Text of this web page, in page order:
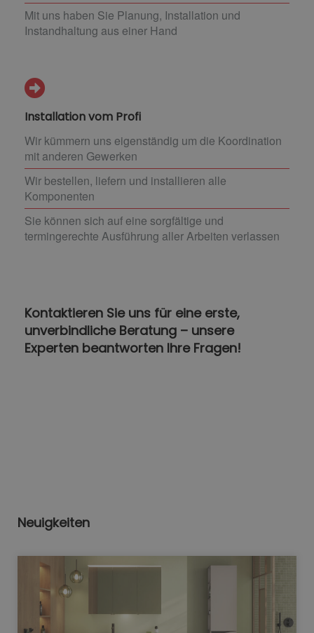
Mit uns haben Sie Planung, Installation und
Instandhaltung aus einer Hand
Installation vom Profi
Wir kümmern uns eigenständig um die Koordination
mit anderen Gewerken
Wir bestellen, liefern und installieren alle
Komponenten
Sie können sich auf eine sorgfältige und
termingerechte Ausführung aller Arbeiten verlassen
Kontaktieren Sie uns für eine erste,
unverbindliche Beratung – unsere
Experten beantworten Ihre Fragen!
Neuigkeiten